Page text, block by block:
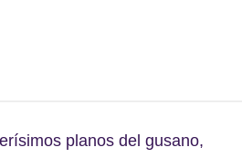
planos del gusano,